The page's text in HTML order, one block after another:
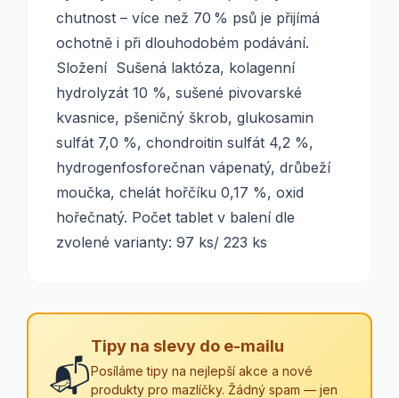
chutnost – více než 70 % psů je přijímá
ochotně i při dlouhodobém podávání.
Složení Sušená laktóza, kolagenní
hydrolyzát 10 %, sušené pivovarské
kvasnice, pšeničný škrob, glukosamin
sulfát 7,0 %, chondroitin sulfát 4,2 %,
hydrogenfosforečnan vápenatý, drůbeží
moučka, chelát hořčíku 0,17 %, oxid
hořečnatý. Počet tablet v balení dle
zvolené varianty: 97 ks/ 223 ks
📬
Tipy na slevy do e-mailu
Posíláme tipy na nejlepší akce a nové
produkty pro mazlíčky. Žádný spam — jen